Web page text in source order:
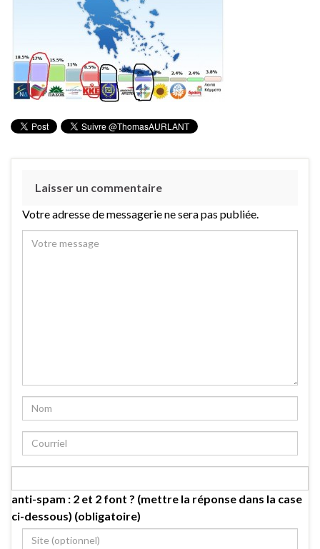
Laisser un commentaire
Votre adresse de messagerie ne sera pas publiée.
anti-spam : 2 et 2 font ? (mettre la réponse dans la case
ci-dessous) (obligatoire)